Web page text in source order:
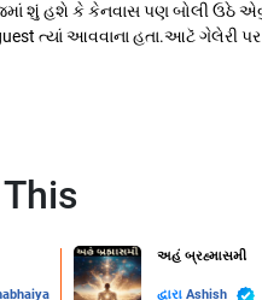
મગજમાં શું હશે કે કેનવાસ પણ બોલી
આવવાના હતા.આટૅ ગેલેરી પર
અહં બ્રહ્માસમી
દ્વારા Ashish